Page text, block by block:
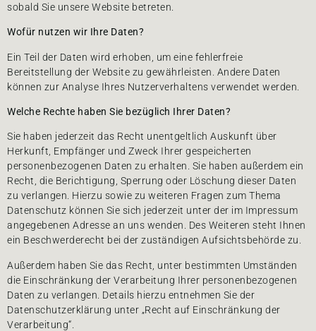
sobald Sie unsere Website betreten.
Wofür nutzen wir Ihre Daten?
Ein Teil der Daten wird erhoben, um eine fehlerfreie
Bereitstellung der Website zu gewährleisten. Andere Daten
können zur Analyse Ihres Nutzerverhaltens verwendet werden.
Welche Rechte haben Sie bezüglich Ihrer Daten?
Sie haben jederzeit das Recht unentgeltlich Auskunft über
Herkunft, Empfänger und Zweck Ihrer gespeicherten
personenbezogenen Daten zu erhalten. Sie haben außerdem ein
Recht, die Berichtigung, Sperrung oder Löschung dieser Daten
zu verlangen. Hierzu sowie zu weiteren Fragen zum Thema
Datenschutz können Sie sich jederzeit unter der im Impressum
angegebenen Adresse an uns wenden. Des Weiteren steht Ihnen
ein Beschwerderecht bei der zuständigen Aufsichtsbehörde zu.
Außerdem haben Sie das Recht, unter bestimmten Umständen
die Einschränkung der Verarbeitung Ihrer personenbezogenen
Daten zu verlangen. Details hierzu entnehmen Sie der
Datenschutzerklärung unter „Recht auf Einschränkung der
Verarbeitung“.